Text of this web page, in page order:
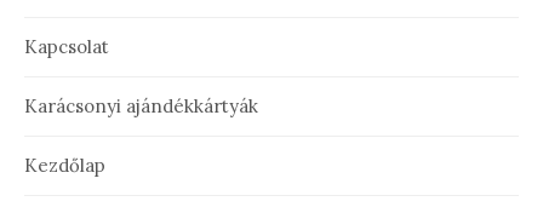
Kapcsolat
Karácsonyi ajándékkártyák
Kezdőlap